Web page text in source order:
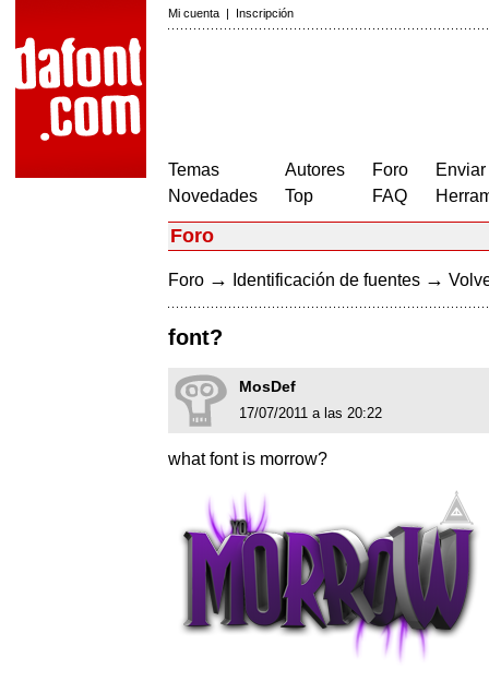
Mi cuenta | Inscripción
Temas
Novedades
Autores
Top
Foro
FAQ
Foro
Foro → Identificación de fuentes →
font?
MosDef
17/07/2011 a las 20:22
what font is morrow?